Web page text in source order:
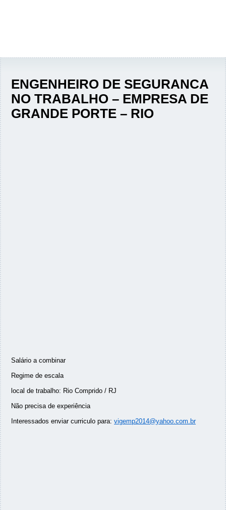
ENGENHEIRO DE SEGURANCA
NO TRABALHO – EMPRESA DE
GRANDE PORTE – RIO
Salário a combinar
Regime de escala
local de trabalho: Rio Comprido / RJ
Não precisa de experiência
Interessados enviar curriculo para: vigemp2014@yahoo.com.br